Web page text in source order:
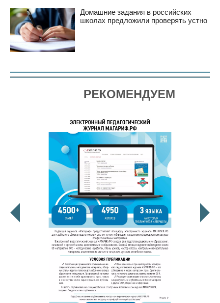
Домашние задания в российских
школах предложили проверять устно
РЕКОМЕНДУЕМ